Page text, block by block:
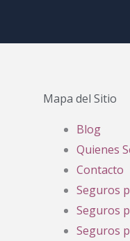
Mapa del Sitio
Blog
Quienes
Contacto
Seguros
Seguros
Seguros